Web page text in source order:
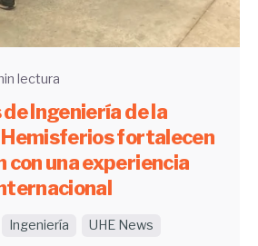
lectura
Ingeniería de la
fortalecen
con una experiencia
Ingeniería UHE News